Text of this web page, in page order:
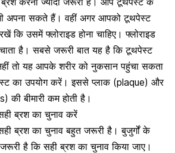
अपना सकते हैं। वहीं अगर आपको टूथपेस्ट
कि उसमें फ्लोराइड होना चाहिए। फ्लोराइड
है। सबसे जरूरी बात यह है कि टूथपेस्ट
तो यह आपके शरीर को नुकसान पहुंचा सकता
का उपयोग करें। इससे प्लाक (plaque) और
की बीमारी कम होती है।
ब्रश का चुनाव करें
ब्रश का चुनाव बहुत जरूरी है। बुजुर्गों के
है कि सही ब्रश का चुनाव किया जाए।